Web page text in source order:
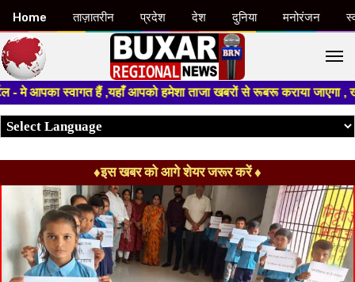
स्वागत हैं ,यहाँ आपको हमेशा ताजा खबरों से रूबरू कराया जाएगा , खबर
♦इस खबर को आगे शेयर जरूर करें ♦
Home ताज़ातरीन प्रदेश देश दुनिया मनोरंजन